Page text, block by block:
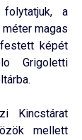
a
magas
képét
Grigoletti
Kincstárat
mellett